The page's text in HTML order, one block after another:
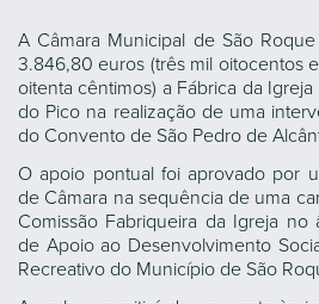
A Câmara Municipal de São
3.846,80 euros (três mil oitocentos
oitenta cêntimos) a Fábrica da
do Pico na realização de uma
do Convento de São Pedro de
O apoio pontual foi aprovado por
de Câmara na sequência de uma
Comissão Fabriqueira da Igreja
de Apoio ao Desenvolvimento
Recreativo do Município de São